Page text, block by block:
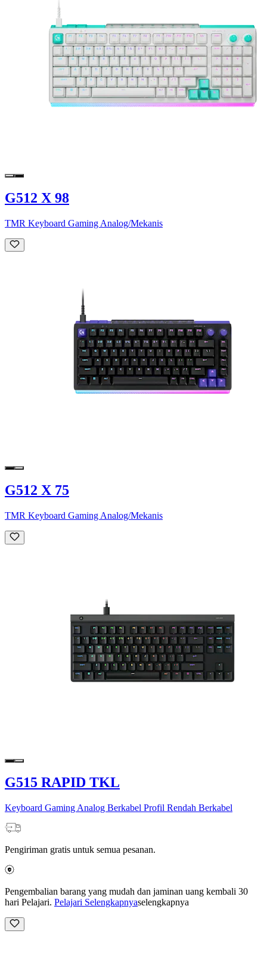
G512 X 98
TMR Keyboard Gaming Analog/Mekanis
G512 X 75
TMR Keyboard Gaming Analog/Mekanis
G515 RAPID TKL
Keyboard Gaming Analog Berkabel Profil Rendah Berkabel
Pengiriman gratis untuk semua pesanan.
Pengembalian barang yang mudah dan jaminan uang kembali 30
hari Pelajari. Pelajari Selengkapnyaselengkapnya